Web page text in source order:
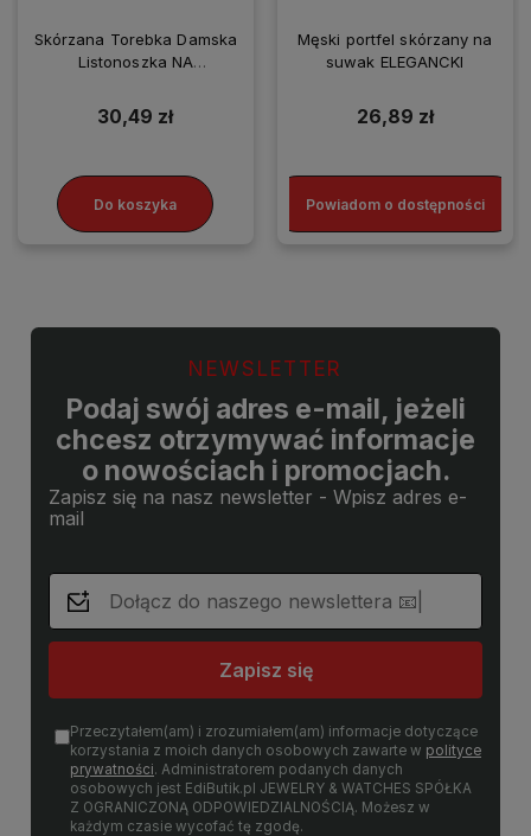
Skórzana Torebka Damska
Listonoszka NA
30,49 zł
Do koszyka
Męski portfel skórzany na
suwak ELEGANCKI
26,89 zł
Powiadom o dostępności
NEWSLETTER
Podaj swój adres e-mail, jeżeli
chcesz otrzymywać informacje
o nowościach i promocjach.
Zapisz się na nasz newsletter - Wpisz adres e-
mail
Zapisz się
Przeczytałem(am) i zrozumiałem(am) informacje dotyczące
korzystania z moich danych osobowych zawarte w polityce
prywatności. Administratorem podanych danych
osobowych jest EdiButik.pl JEWELRY & WATCHES SPÓŁKA
Z OGRANICZONĄ ODPOWIEDZIALNOŚCIĄ. Możesz w
każdym czasie wycofać tę zgodę.